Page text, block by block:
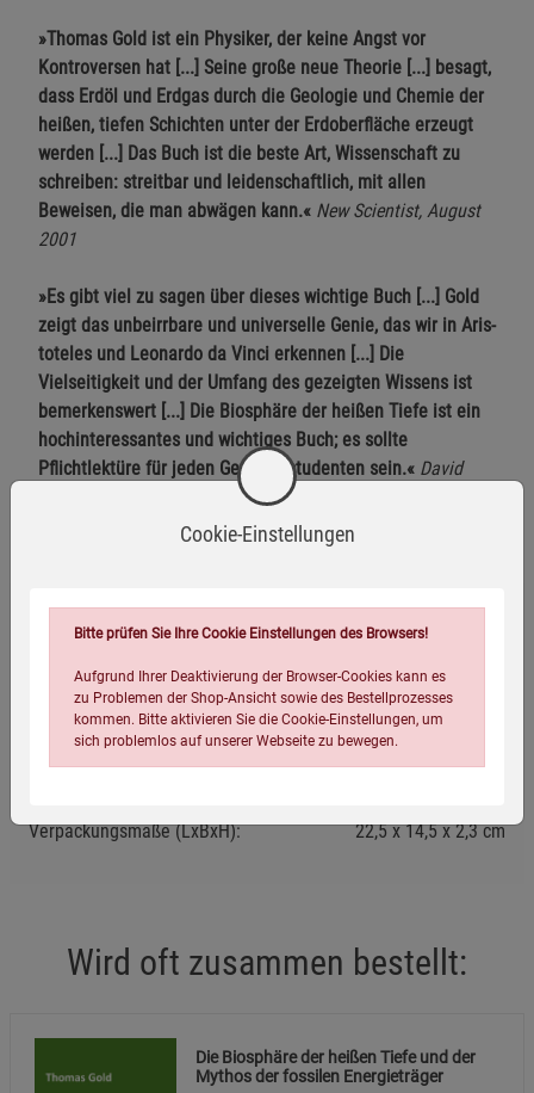
»Thomas Gold ist ein Physiker, der keine Angst vor
Kontroversen hat [...] Seine große neue Theorie [...] besagt,
dass Erdöl und Erdgas durch die Geologie und Chemie der
heißen, tiefen Schichten unter der Erdoberfläche erzeugt
werden [...] Das Buch ist die beste Art, Wissenschaft zu
schreiben: streitbar und leidenschaftlich, mit allen
Beweisen, die man abwägen kann.« New Scientist, August
2001
»Es gibt viel zu sagen über dieses wichtige Buch [...] Gold
zeigt das unbeirrbare und universelle Genie, das wir in Aris­
toteles und Leonardo da Vinci erkennen [...] Die
Vielseitigkeit und der Umfang des gezeigten Wissens ist
bemerkenswert [...] Die Biosphäre der heißen Tiefe ist ein
hochinteressantes und wichtiges Buch; es sollte
Pflichtlektüre für jeden Geologiestudenten sein.« David
Deming, Journal of Scientific Exploration, Vol. 17 (2), 2003
Eigenschaften
Verlag / Herausgeber:
TvR Medienverlag
ISBN-13:
9783940431455
Paperback, 299 Seiten
Verpackungsmaße (LxBxH):
22,5 14,5 2,3cm
Wird oft zusammen bestellt:
Die Biosphäre der heißen Tiefe und der
Mythos der fossilen Energieträger
Cookie-Einstellungen
Bitte prüfen Sie Ihre Cookie Einstellungen des Browsers!
Aufgrund Ihrer Deaktivierung der Browser-Cookies kann es
zu Problemen der Shop-Ansicht sowie des Bestellprozesses
kommen. Bitte aktivieren Sie die Cookie-Einstellungen, um
sich problemlos auf unserer Webseite zu bewegen.
Einstellungen speichern für die GruppeEinstellungen speichern für die Gruppe